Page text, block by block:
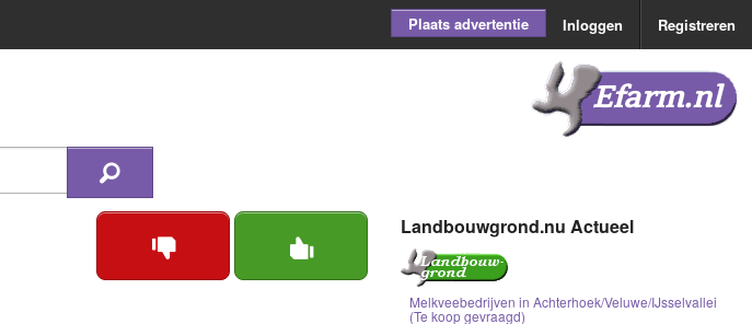
Plaats advertentie Inloggen Registreren
Efarm.nl
Landbouwgrond.nu Actueel
Melkveebedrijven in Achterhoek/Veluwe/IJsselvallei
(Te koop gevraagd)